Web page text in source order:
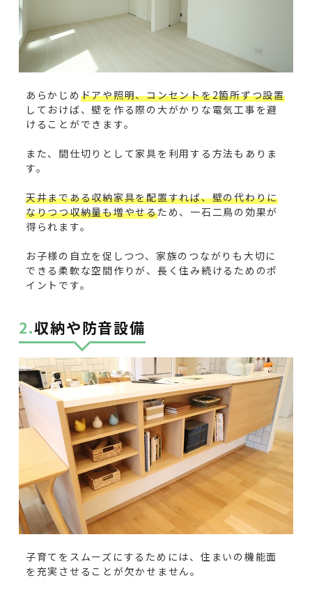
あらかじめ ドアや照明、コンセントを2箇所ずつ設置
しておけば、壁を作る際の大がかりな電気工事を避
けることができます。
また、間仕切りとして家具を利用する方法もありま
す。
天井まである収納家具を配置すれば、壁の代わりに
なりつつ収納量も増やせるため、一石二鳥の効果が
得られます。
お子様の自立を促しつつ、家族のつながりも大切に
できる柔軟な空間作りが、長く住み続けるためのポ
イントです。
2.収納や防音設備
子育てをスムーズにするためには、住まいの機能面
を充実させることが欠かせません。